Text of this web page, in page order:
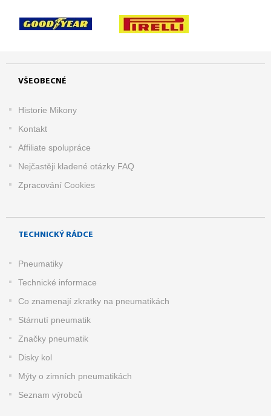
VŠEOBECNÉ
Historie Mikony
Kontakt
Affiliate spolupráce
Nejčastěji kladené otázky FAQ
Zpracování Cookies
TECHNICKÝ RÁDCE
Pneumatiky
Technické informace
Co znamenají zkratky na pneumatikách
Stárnutí pneumatik
Značky pneumatik
Disky kol
Mýty o zimních pneumatikách
Seznam výrobců